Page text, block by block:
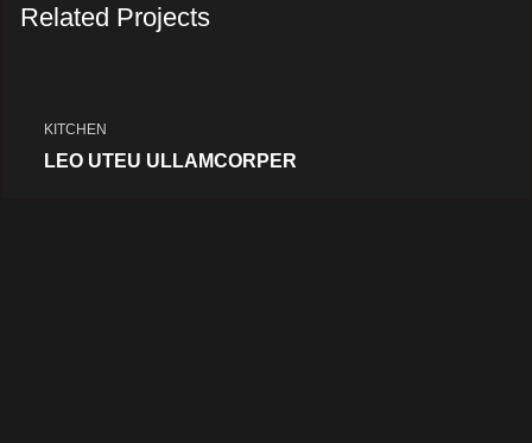
Related Projects
KITCHEN
LEO UTEU ULLAMCORPER